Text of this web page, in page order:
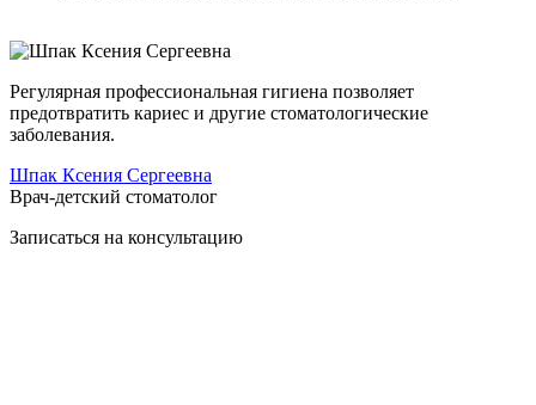
Регулярная профессиональная гигиена позволяет
предотвратить кариес и другие стоматологические
заболевания.
Шпак Ксения Сергеевна
Врач-детский стоматолог
Записаться на консультацию